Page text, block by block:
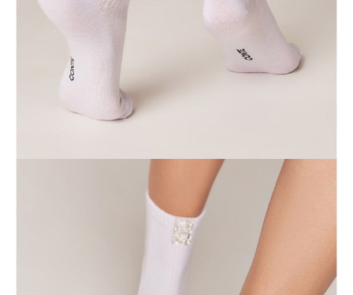
darmowa od 99 zł
czas dostawy: 1-2 dni robocze
Paczkomaty InPost 24/7,
darmowa od 50 zł
czas dostawy: 1-2 dni robocze
Odbiór osobisty
w sklepie Conte (Łodz)
pn.- czw. 8:00 - 16:00, pt. 8:00 - 14:00
Bawełniane skarpetki w prążki z błyszczącym zdobieniem z
kryształków górskich to oryginalny akcent w casualowych i sportowych
1001322950020015419